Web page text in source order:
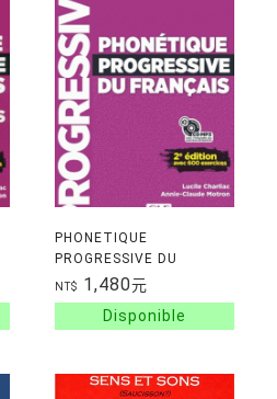
PHONETIQUE
PROGRESSIVE DU
FRANCAIS
INTERMEDIAIRE (A2-B2)
+ CD 2E EDITION 題目本
NT$ 1,480元